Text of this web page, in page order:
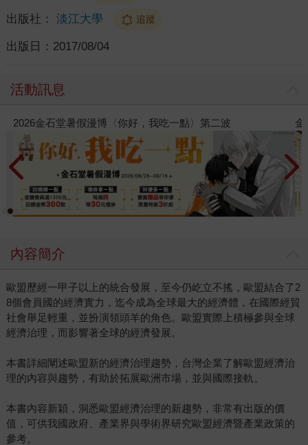
出版社： 淡江大學 追蹤
出版日： 2017/08/04
活動訊息
金石堂2026海外優惠：電子書
內容簡介
歐盟歷經一甲子以上的統合發展，至今仍屹立不搖，歐盟結合了2
8個會員國的經濟實力，迄今成為全球最大的經濟體，在國際經貿
社會舉足輕重，並扮演領頭羊的角色。歐盟實際上積極參與全球
經濟治理，而影響著全球的經濟發展。
本書詳細闡述歐盟新的經濟治理趨勢，台灣企業了解歐盟經濟治
理的內容與趨勢，有助於拓展歐洲市場，並與國際接軌。
本書內容新穎，洞悉歐盟經濟治理的新趨勢，非常有出版的價
值，可供我國政府、產業界與學術界研究歐盟經濟暨產業政策的
參考。